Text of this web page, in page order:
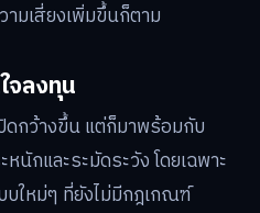
มเสี่ยงเพิ่มขึ้นก็ตาม
จลงทุน
ดกว้างขึ้น แต่ก็มาพร้อมกับ
นักและระมัดระวัง โดยเฉพาะ
ใหม่ๆ ที่ยังไม่มีกฎเกณฑ์